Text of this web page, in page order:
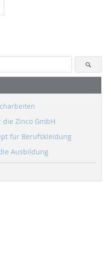
Zinco GmbH
für Berufskleidung
Ausbildung